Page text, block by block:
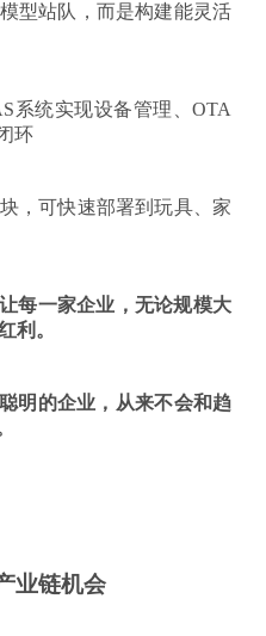
型站队，而是构建能灵活
系统实现设备管理、OTA
环
，可快速部署到玩具、家
每一家企业，无论规模大
利。
明的企业，从来不会和趋
业链机会